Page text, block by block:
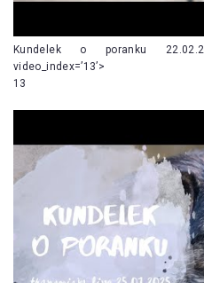
Kundelek o poranku
video_index=’13’>
13